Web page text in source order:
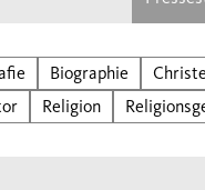
Biographie
Religion